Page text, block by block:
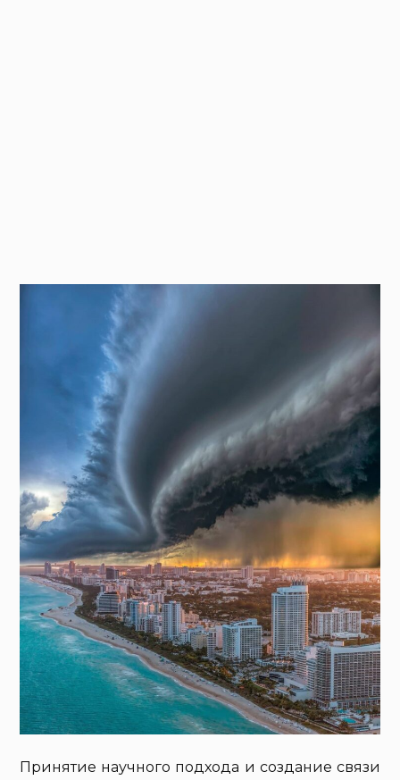
Принятие научного подхода и создание связи